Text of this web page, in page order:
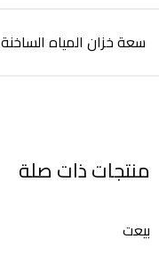
سعة خزان المياه الساخنة
منتجات ذات صلة
بيعت